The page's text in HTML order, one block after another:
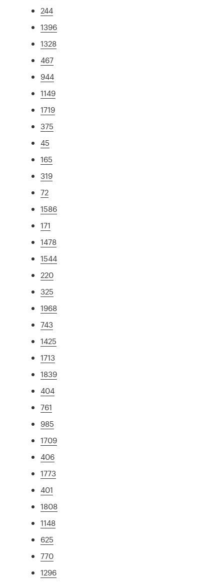
244
1396
1328
467
944
1149
1719
375
45
165
319
72
1586
171
1478
1544
220
325
1968
743
1425
1713
1839
404
761
985
1709
406
1773
401
1808
1148
625
770
1296